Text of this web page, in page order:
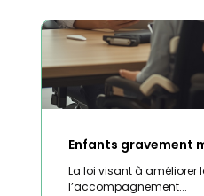
Enfants gravement
La loi visant à améliorer
l’accompagnement...